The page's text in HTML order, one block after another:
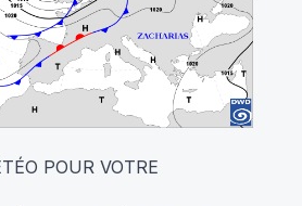
POUR VOTRE